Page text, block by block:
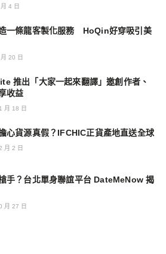
4 日
一條龍客製化服務 HoQin好穿吸引美
20 日
推出「大家一起來翻譯」邀創作者、
收益
月 18 日
心貨源真假？IFCHIC正貨產地直送全球
月 2 日
手？台北單身聯誼平台 DateMeNow 揭
月 27 日